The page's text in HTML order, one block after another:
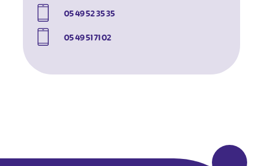
05 49 52 35 35
05 49 51 71 02